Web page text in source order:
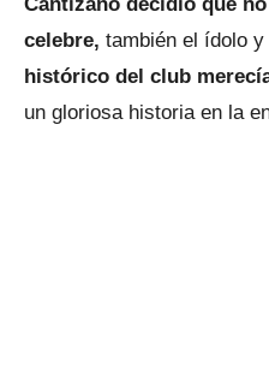
celebre, también el ídolo y
histórico del club
un gloriosa historia en la